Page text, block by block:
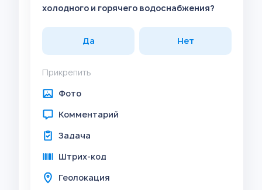
холодного и горячего водоснабжения?
Да Нет
Прикрепить
Фото
Комментарий
Задача
Штрих-код
Геолокация